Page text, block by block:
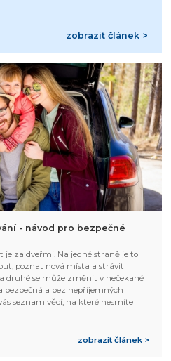
zobrazit článek >
- návod pro bezpečné
je za dveřmi. Na jedné straně je to
poznat nová místa a strávit
druhé se může změnit v nečekané
bezpečná a bez nepříjemných
seznam věcí, na které nesmíte
zobrazit článek >